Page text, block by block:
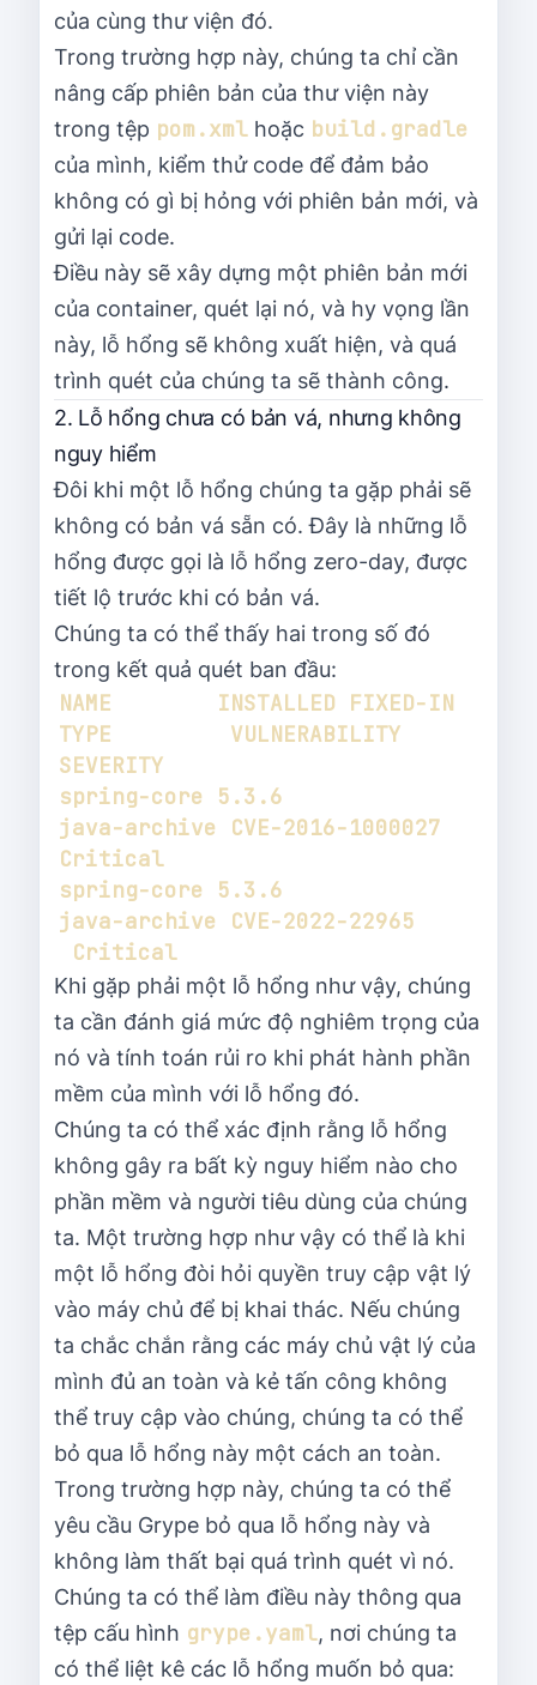
của cùng thư viện đó.
Trong trường hợp này, chúng ta chỉ cần
nâng cấp phiên bản của thư viện này
trong tệp pom.xml hoặc build.gradle
của mình, kiểm thử code để đảm bảo
không có gì bị hỏng với phiên bản mới, và
gửi lại code.
Điều này sẽ xây dựng một phiên bản mới
của container, quét lại nó, và hy vọng lần
này, lỗ hổng sẽ không xuất hiện, và quá
trình quét của chúng ta sẽ thành công.
2. Lỗ hổng chưa có bản vá, nhưng không
nguy hiểm
Đôi khi một lỗ hổng chúng ta gặp phải sẽ
không có bản vá sẵn có. Đây là những lỗ
hổng được gọi là lỗ hổng zero-day, được
tiết lộ trước khi có bản vá.
Chúng ta có thể thấy hai trong số đó
trong kết quả quét ban đầu:
NAME        INSTALLED FIXED-IN
TYPE         VULNERABILITY
spring-core 5.3.6
java-archive CVE-2016-1000027
spring-core 5.3.6
java-archive CVE-2022-22965
Khi gặp phải một lỗ hổng như vậy, chúng
ta cần đánh giá mức độ nghiêm trọng của
nó và tính toán rủi ro khi phát hành phần
mềm của mình với lỗ hổng đó.
Chúng ta có thể xác định rằng lỗ hổng
không gây ra bất kỳ nguy hiểm nào cho
phần mềm và người tiêu dùng của chúng
ta. Một trường hợp như vậy có thể là khi
một lỗ hổng đòi hỏi quyền truy cập vật lý
vào máy chủ để bị khai thác. Nếu chúng
ta chắc chắn rằng các máy chủ vật lý của
mình đủ an toàn và kẻ tấn công không
thể truy cập vào chúng, chúng ta có thể
bỏ qua lỗ hổng này một cách an toàn.
Trong trường hợp này, chúng ta có thể
yêu cầu Grype bỏ qua lỗ hổng này và
không làm thất bại quá trình quét vì nó.
Chúng ta có thể làm điều này thông qua
tệp cấu hình grype.yaml, nơi chúng ta
có thể liệt kê các lỗ hổng muốn bỏ qua: